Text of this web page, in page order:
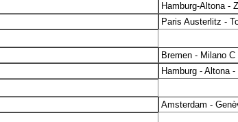
Hamburg-Altona -
Paris Austerlitz -
Bremen - Milano C
Hamburg - Altona
Amsterdam -